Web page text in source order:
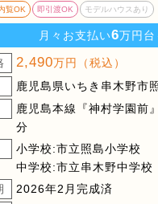
覧OK 即引渡OK モデルハウスあり
月々お支払い6万円台
2,490万円（税込）
鹿児島県いちき串木野市
鹿児島本線『神村学園前
分
小学校:市立照島小学校
中学校:市立串木野中学校
2026年2月完成済